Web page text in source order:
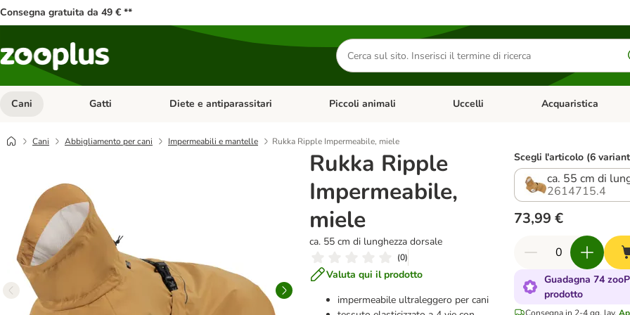
Consegna gratuita da 49 € **
Cerca
prodotti
Cani Apri Menu Categoria: Cani
Gatti Apri Menu Categoria: Gatti
Diete e antiparassitari Apri Menu Categoria: Diete e antiparassitari
Piccoli animali Apri Menu Categoria: Piccoli animali
Uccelli Apri Menu Categoria:
Acquaristica
Cani Abbigliamento per cani Impermeabili e mantelle Rukka Ripple Impermeabile, miele
Rukka Ripple
Impermeabile,
miele
ca. 55 cm di lunghezza dorsale
(0)
Valuta qui il prodotto
impermeabile ultraleggero per cani
Scegli l'articolo (6
ca. 55 cm di
2614715.4
73,99 €
Guadagna 74
prodotto